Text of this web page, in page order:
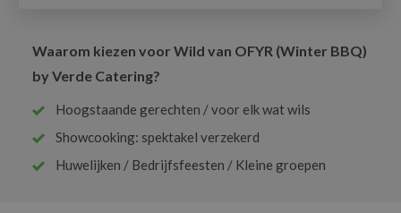
Waarom kiezen voor Wild van OFYR (Winter BBQ)
by Verde Catering?
Hoogstaande gerechten / voor elk wat wils
Showcooking: spektakel verzekerd
Huwelijken / Bedrijfsfeesten / Kleine groepen